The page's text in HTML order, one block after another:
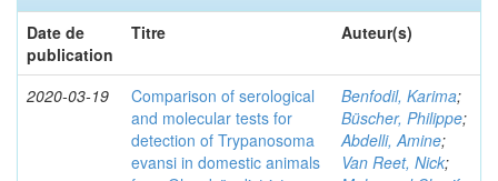
Date de
publication
Titre Auteur(s)
2020-03-19
Comparison of serological
and molecular tests for
detection of Trypanosoma
evansi in domestic animals
Benfodil, Karima;
Büscher, Philippe;
Abdelli, Amine;
Van Reet, Nick;